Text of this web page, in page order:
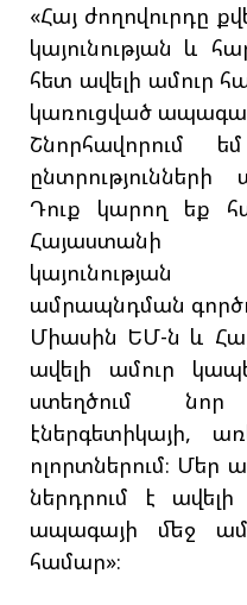
«Հայ ժողովուրդը
կայունության և
հետ ավելի ամուր
կառուցված
Շնորհավորում
ընտրությունների
Դուք կարող եք
Հայաստանի
ամրապնդման
Միասին ԵՄ-ն և
ավելի ամուր
ստեղծում նոր
էներգետիկայի,
ոլորտներում։ Մեր
ներդրում է
ապագայի մեջ
համար»։